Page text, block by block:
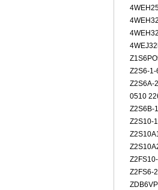
Z2S6-1-
Z2S6A-
0510
Z2S6B-
Z2S10-
Z2FS6-